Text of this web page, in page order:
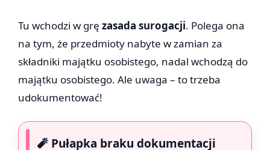
Tu wchodzi w grę zasada surogacji. Polega ona
na tym, że przedmioty nabyte w zamian za
składniki majątku osobistego, nadal wchodzą do
majątku osobistego. Ale uwaga – to trzeba
udokumentować!
🧨 Pułapka braku dokumentacji